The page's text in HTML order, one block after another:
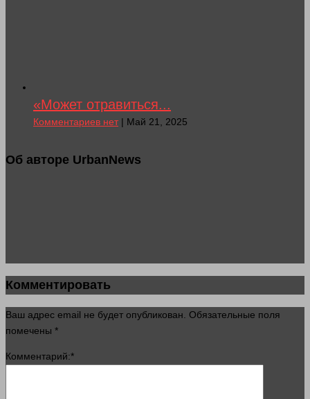
«Может отравиться...
Комментариев нет| Май 21, 2025
Об авторе UrbanNews
Комментировать
Ваш адрес email не будет опубликован. Обязательные поля
помечены *
Комментарий:*